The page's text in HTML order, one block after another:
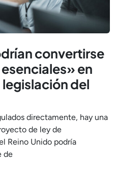
convertirse
en
del
directamente, hay una
de ley de
Reino Unido podría
de